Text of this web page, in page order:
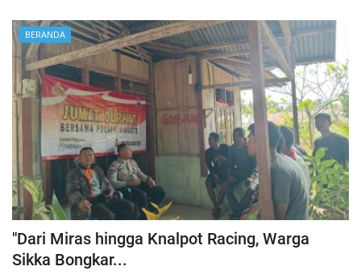
BERANDA
"Dari Miras hingga Knalpot Racing, Warga
Sikka Bongkar...